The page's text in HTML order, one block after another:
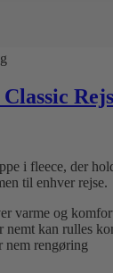
i fleece, der
til enhver rejse.
varme og
nemt kan rulles
nem rengøring